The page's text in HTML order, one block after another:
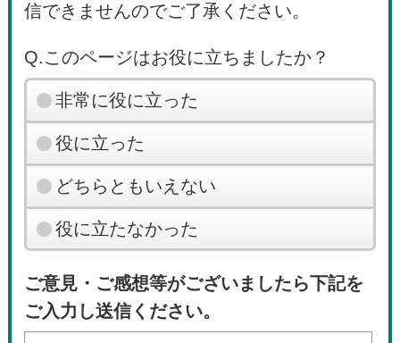
信できませんのでご了承ください。
Q.このページはお役に立ちましたか？
非常に役に立った
役に立った
どちらともいえない
役に立たなかった
ご意見・ご感想等がございましたら下記を
ご入力し送信ください。